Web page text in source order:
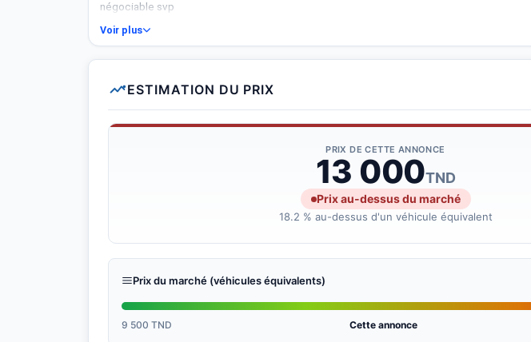
négociable svp
Voir plus
ESTIMATION DU PRIX
PRIX DE CETTE ANNONCE
13 000TND
Prix au-dessus du marché
18.2 % au-dessus d'un véhicule équivalent
Prix du marché (véhicules équivalents)
9 500 TND Cette annonce